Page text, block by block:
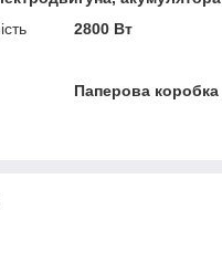
2800 Вт
Паперова коробка